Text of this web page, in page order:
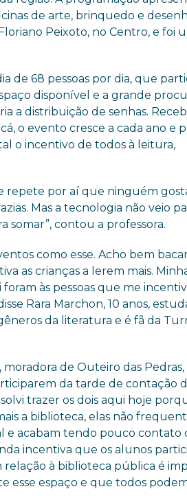
de arte, brinquedo e
Peixoto, no Centro, e foi
de 68 pessoas por dia, que
disponível e a grande
a distribuição de senhas.
o evento cresce a cada ano e
o incentivo de todos à leitura,
repete por aí que ninguém
Mas a tecnologia não veio
somar”, contou a professora.
como esse. Acho bem
as crianças a lerem mais.
às pessoas que me
Rara Marchon, 10 anos,
da literatura e é fã da
moradora de Outeiro das
da tarde de contação
trazer os dois aqui hoje
a biblioteca, elas não
e acabam tendo pouco contato
incentiva que os alunos
relação à biblioteca pública é
esse espaço e que todos